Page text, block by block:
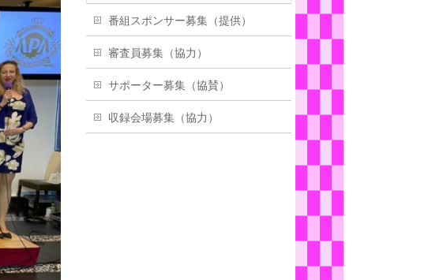
番組スポンサー募集（提供）
審査員募集（協力）
サポーター募集（協賛）
収録会場募集（協力）